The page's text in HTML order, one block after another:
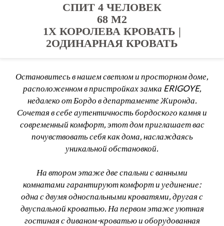
СПИТ 4 ЧЕЛОВЕК
68 M2
1X КОРОЛЕВА КРОВАТЬ |
2ОДИНАРНАЯ КРОВАТЬ
Остановитесь в нашем светлом и просторном доме,
расположенном в пристройках замка ERIGOYE,
недалеко от Бордо в департаменте Жиронда.
Сочетая в себе аутентичность бордоского камня и
современный комфорт, этот дом приглашает вас
почувствовать себя как дома, наслаждаясь
уникальной обстановкой.
На втором этаже две спальни с ванными
комнатами гарантируют комфорт и уединение:
одна с двумя односпальными кроватями, другая с
двуспальной кроватью. На первом этаже уютная
гостиная с диваном-кроватью и оборудованная